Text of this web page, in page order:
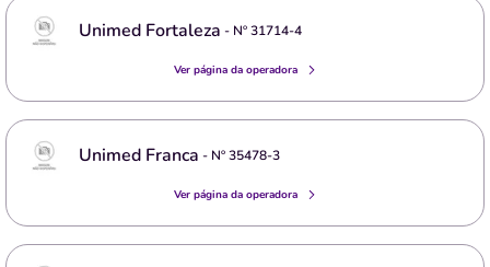
Unimed Fortaleza - Nº31714-4
Ver página da operadora
Unimed Franca - Nº35478-3
Ver página da operadora